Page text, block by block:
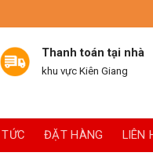
Thanh toán tại nhà
khu vực Kiên Giang
ĐẶT HÀNG LIÊN